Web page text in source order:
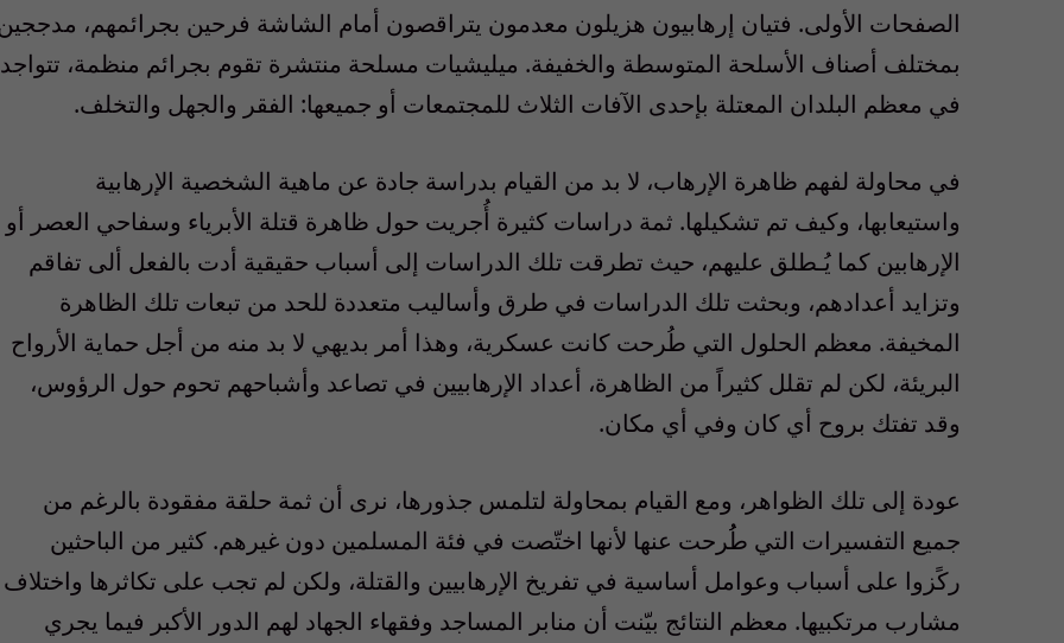
الصفحات الأولى. فتيان إرهابيون هزيلون معدمون يتراقصون أمام الشاشة فرحين بجرائمهم،
بمختلف أصناف الأسلحة المتوسطة والخفيفة. ميليشيات مسلحة منتشرة تقوم بجرائم منظمة، تتواجد
في معظم البلدان المعتلة بإحدى الآفات الثلاث للمجتمعات أو جميعها: الفقر والجهل والتخلف.
في محاولة لفهم ظاهرة الإرهاب، لا بد من القيام بدراسة جادة عن ماهية الشخصية الإرهابية
واستيعابها، وكيف تم تشكيلها. ثمة دراسات كثيرة أُجريت حول ظاهرة قتلة الأبرياء وسفاحي العصر أو
الإرهابين كما يُـطلق عليهم، حيث تطرقت تلك الدراسات إلى أسباب حقيقية أدت بالفعل ألى تفاقم
وتزايد أعدادهم، وبحثت تلك الدراسات في طرق وأساليب متعددة للحد من تبعات تلك الظاهرة
المخيفة. معظم الحلول التي طُرحت كانت عسكرية، وهذا أمر بديهي لا بد منه من أجل حماية الأرواح
البريئة، لكن لم تقلل كثيراً من الظاهرة، أعداد الإرهابيين في تصاعد وأشباحهم تحوم حول الرؤوس،
وقد تفتك بروح أي كان وفي أي مكان.
عودة إلى تلك الظواهر، ومع القيام بمحاولة لتلمس جذورها، نرى أن ثمة حلقة مفقودة بالرغم من
جميع التفسيرات التي طُُرحت عنها لأنها اختّصت في فئة المسلمين دون غيرهم. كثير من الباحثين
ركًزوا على أسباب وعوامل أساسية في تفريخ الإرهابيين والقتلة، ولكن لم تجب على تكاثرها واختلاف
مشارب مرتكبيها. معظم النتائج بيّنت أن منابر المساجد وفقهاء الجهاد لهم الدور الأكبر فيما يجري